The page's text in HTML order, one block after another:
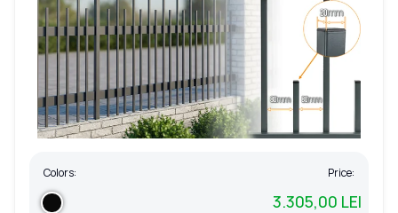
Colors: Price:
3.305,00 LEI